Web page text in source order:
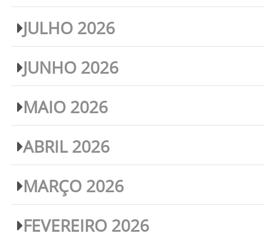
JULHO 2026
JUNHO 2026
MAIO 2026
ABRIL 2026
MARÇO 2026
FEVEREIRO 2026